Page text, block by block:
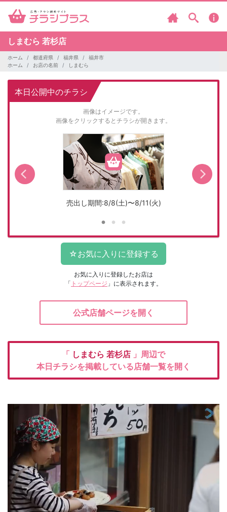
しまむら 若杉店
ホーム 都道府県 福井県
福井市
ホーム
お店の名前 しまむら
本日公開中のチラシ
画像はイメージです。
画像をクリックするとチラシが開きます。
売出し期間:8/8(土)〜8/11(火)
お気に入りに登録したお店は
「 トップページ 」に表示されます。
公式店舗ページを開く
「 しまむら 若杉店 」周辺で
本日チラシを掲載している店舗一覧を開く